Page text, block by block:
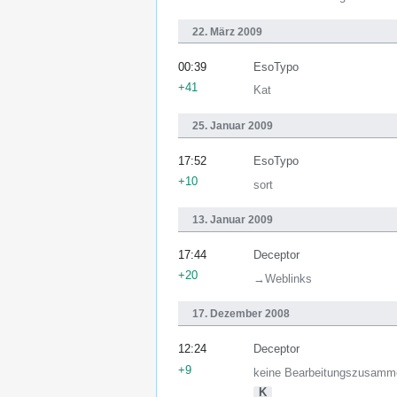
22. März 2009
EsoTypo
Kat
00:39
+41
25. Januar 2009
EsoTypo
sort
17:52
+10
13. Januar 2009
Deceptor
→‎Weblinks
17:44
+20
17. Dezember 2008
Deceptor
keine
K
12:24
+9